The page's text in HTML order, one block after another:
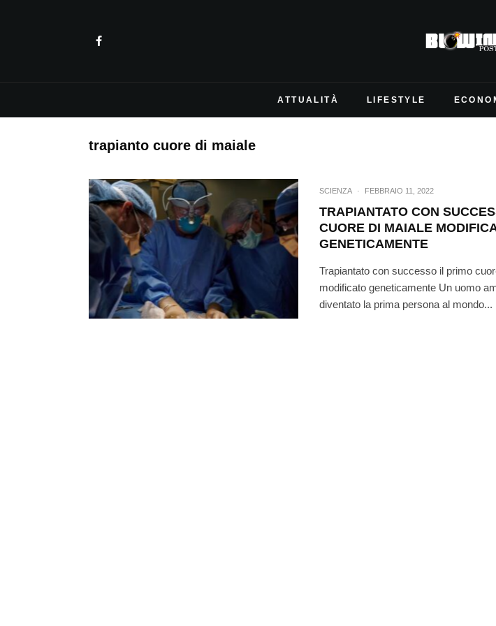
ATTUALITÀ LIFESTYLE
trapianto cuore di maiale
SCIENZA · FEBBRAIO 11, 2022
TRAPIANTATO CON
CUORE DI MAIALE
GENETICAMENTE
Trapiantato con successo il primo
modificato geneticamente Un uomo
diventato la prima persona al mondo...